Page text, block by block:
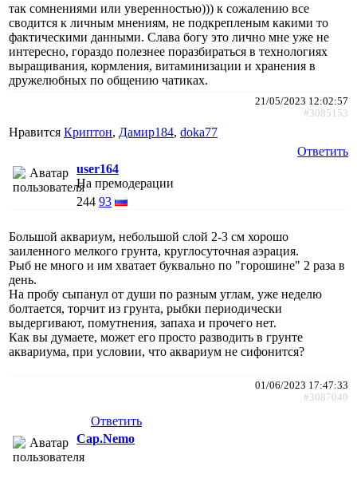
так сомнениями или уверенностью))) к сожалению все
сводится к личным мнениям, не подкрепленым какими то
фактическими данными. Слава богу это лично мне уже не
интересно, гораздо полезнее поразбираться в технологиях
выращивания, кормления, витаминизации и хранения в
дружелюбных по общению чатиках.
21/05/2023 12:02:57
#3085153
Нравится Криптон, Дамир184, doka77
Ответить
user164
На премодерации
244 93
Большой аквариум, небольшой слой 2-3 см хорошо
заиленного мелкого грунта, круглосуточная аэрация.
Рыб не много и им хватает буквально по "горошине" 2 раза в
день.
На пробу сыпанул от души по разным углам, уже неделю
болтается, торчит из грунта, рыбки периодически
выдергивают, помутнения, запаха и прочего нет.
Как вы думаете, может его просто разводить в грунте
аквариума, при условии, что аквариум не сифонится?
01/06/2023 17:47:33
#3087040
Ответить
Cap.Nemo